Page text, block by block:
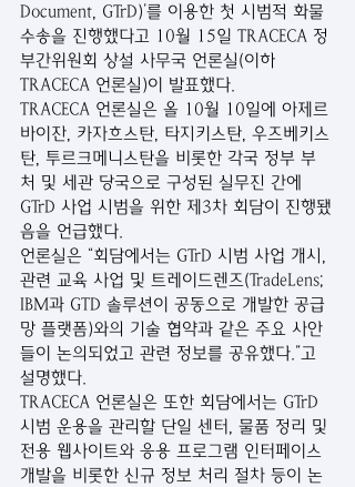
Document, GTrD)’를 이용한 첫 시범적 화물
수송을 진행했다고 10월 15일 TRACECA 정
부간위원회 상설 사무국 언론실(이하
TRACECA 언론실)이 발표했다.
TRACECA 언론실은 올 10월 10일에 아제르
바이잔, 카자흐스탄, 타지키스탄, 우즈베키스
탄, 투르크메니스탄을 비롯한 각국 정부 부
처 및 세관 당국으로 구성된 실무진 간에
GTrD 사업 시범을 위한 제3차 회담이 진행됐
음을 언급했다.
언론실은 “회담에서는 GTrD 시범 사업 개시,
관련 교육 사업 및 트레이드렌즈(TradeLens;
IBM과 GTD 솔루션이 공동으로 개발한 공급
망 플랫폼)와의 기술 협약과 같은 주요 사안
들이 논의되었고 관련 정보를 공유했다.”고
설명했다.
TRACECA 언론실은 또한 회담에서는 GTrD
시범 운용을 관리할 단일 센터, 물품 정리 및
전용 웹사이트와 응용 프로그램 인터페이스
개발을 비롯한 신규 정보 처리 절차 등이 논